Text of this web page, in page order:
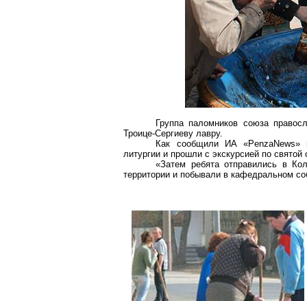
Группа паломников союза
Троице-Сергиеву лавру.
Как сообщили ИА «PenzaNews»
литургии и прошли с экскурсией по святой
«Затем ребята отправились в
территории и побывали в кафедральном